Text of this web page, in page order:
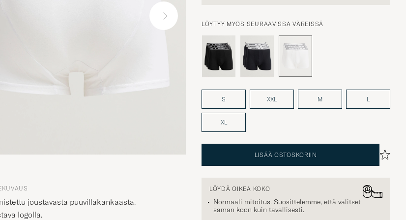
SAMANKALTAISIA TUOTTEITA
LÖYTYY MYÖS SEURAAVISSA VÄREISSÄ
S XXL M L
XL
LISÄÄ OSTOSKORIIN
LÖYDÄ OIKEA KOKO
Normaali mitoitus. Suosittelemme, että valitset
saman koon kuin tavallisesti.
joustavasta puuvillakankaasta.
logolla.